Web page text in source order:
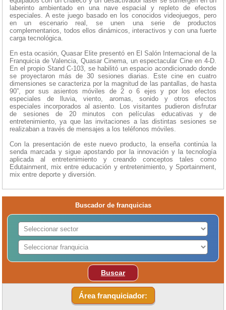
laberinto ambientado en una nave espacial y repleto de efectos
especiales. A este juego basado en los conocidos videojuegos, pero
en un escenario real, se unen una serie de productos
complementarios, todos ellos dinámicos, interactivos y con una fuerte
carga tecnológica.
En esta ocasión, Quasar Elite presentó en El Salón Internacional de la
Franquicia de Valencia, Quasar Cinema, un espectacular Cine en 4-D.
En el propio Stand C-103, se habilitó un espacio acondicionado donde
se proyectaron más de 30 sesiones diarias. Este cine en cuatro
dimensiones se caracteriza por la magnitud de las pantallas, de hasta
90”, por sus asientos móviles de 2 o 6 ejes y por los efectos
especiales de lluvia, viento, aromas, sonido y otros efectos
especiales incorporados al asiento. Los visitantes pudieron disfrutar
de sesiones de 20 minutos con películas educativas y de
entretenimiento, ya que las invitaciones a las distintas sesiones se
realizaban a través de mensajes a los teléfonos móviles.
Con la presentación de este nuevo producto, la enseña continúa la
senda marcada y sigue apostando por la innovación y la tecnología
aplicada al entretenimiento y creando conceptos tales como
Edutainment, mix entre educación y entretenimiento, y Sportainment,
mix entre deporte y diversión.
Buscador de franquicias
Buscar
Área franquiciador: